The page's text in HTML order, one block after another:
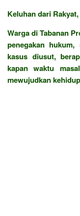
Keluhan dari
Warga di Tabanan
penegakan
kasus diusut,
kapan waktu
mewujudkan